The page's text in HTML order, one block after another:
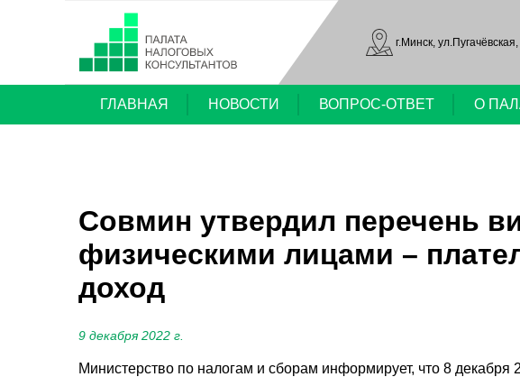
г.Минск,
ГЛАВНАЯ НОВОСТИ ВОПРОС-ОТВЕТ О
Совмин утвердил перечень
физическими лицами –
доход
9 декабря 2022 г.
Министерство по налогам и сборам информирует, что 8